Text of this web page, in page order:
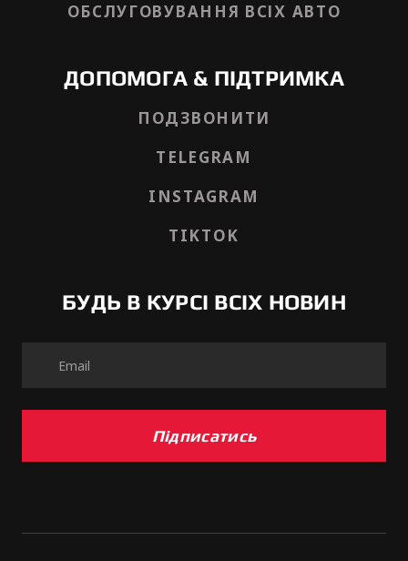
ОБСЛУГОВУВАННЯ ВСІХ АВТО
ДОПОМОГА & ПІДТРИМКА
ПОДЗВОНИТИ
TELEGRAM
INSTAGRAM
TIKTOK
БУДЬ В КУРСІ ВСІХ НОВИН
Підписатись